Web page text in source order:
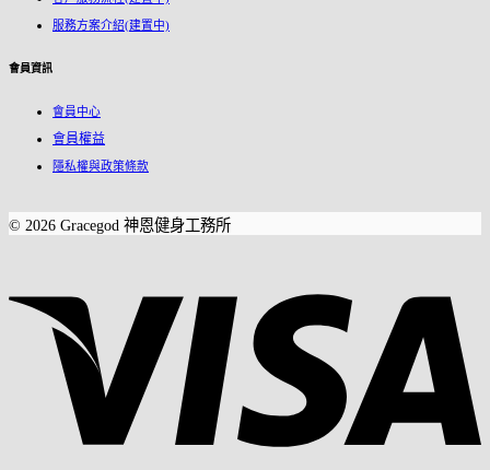
服務方案介紹(建置中)
會員資訊
會員中心
會員權益
隱私權與政策條款
© 2026 Gracegod 神恩健身工務所